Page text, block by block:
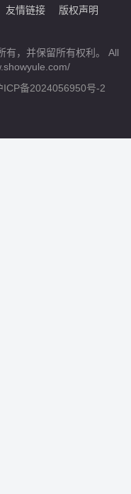
友情链接
版权声明
，并保留所有权利。 All
ICP备2024056950号-2